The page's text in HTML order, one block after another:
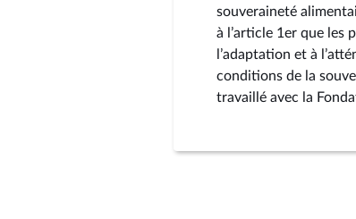
souveraineté
à l’article 1er que les
l’adaptation et à
conditions de la
travaillé avec la